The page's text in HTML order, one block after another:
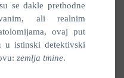
se dakle prethodne
ali realnim
ovaj put
u istinski detektivski
zemlja tmine.